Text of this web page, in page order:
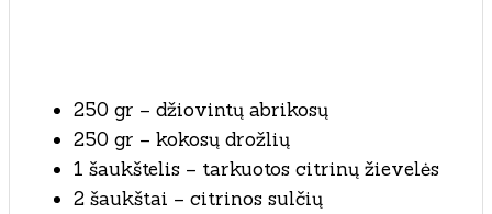
250 gr – džiovintų abrikosų
250 gr – kokosų drožlių
1 šaukštelis – tarkuotos citrinų žievelės
2 šaukštai – citrinos sulčių